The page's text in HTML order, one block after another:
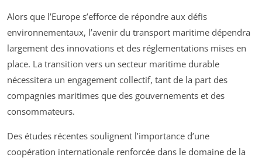
Alors que l’Europe s’efforce de répondre aux défis
environnementaux, l’avenir du transport maritime dépendra
largement des innovations et des réglementations mises en
place. La transition vers un secteur maritime durable
nécessitera un engagement collectif, tant de la part des
compagnies maritimes que des gouvernements et des
consommateurs.
Des études récentes soulignent l’importance d’une
coopération internationale renforcée dans le domaine de la